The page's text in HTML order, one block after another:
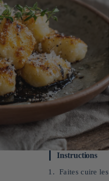
Instructions
Faites cuire